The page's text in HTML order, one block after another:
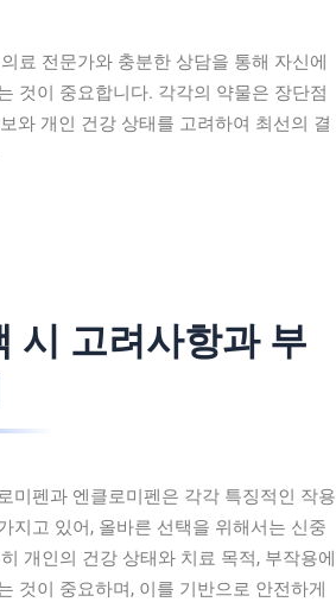
료 전문가와 충분한 상담을 통해 자신에
것이 중요합니다. 각각의 약물은 장단점
와 개인 건강 상태를 고려하여 최선의 결
시 고려사항과 부
미펜과 엔클로미펜은 각각 특징적인 작용
지고 있어, 올바른 선택을 위해서는 신중
개인의 건강 상태와 치료 목적, 부작용에
것이 중요하며, 이를 기반으로 안전하게